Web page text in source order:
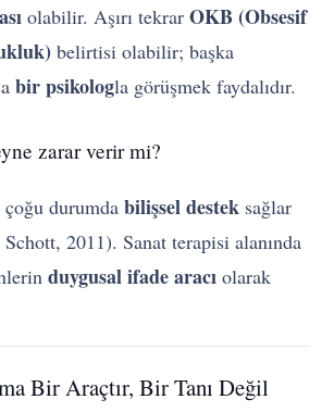
olabilir. Aşırı tekrarOKB (Obsesif
belirtisi olabilir; başka
bir psikologla görüşmek faydalıdır.
zarar verir mi?
durumdabilişsel destek sağlar
2011). Sanat terapisi alanında
duygusal ifade aracı olarak
Bir Araçtır, Bir Tanı Değil